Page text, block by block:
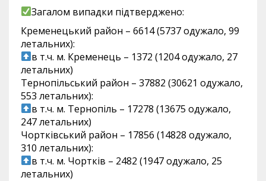
Загалом випадки підтверджено:
Кременецький район – 6614 (5737 одужало, 99
летальних):
в т.ч. м. Кременець – 1372 (1204 одужало, 27
летальних)
Тернопільський район – 37882 (30621 одужало,
553 летальних):
в т.ч. м. Тернопіль – 17278 (13675 одужало,
247 летальних)
Чортківський район – 17856 (14828 одужало,
310 летальних):
в т.ч. м. Чортків – 2482 (1947 одужало, 25
летальних)